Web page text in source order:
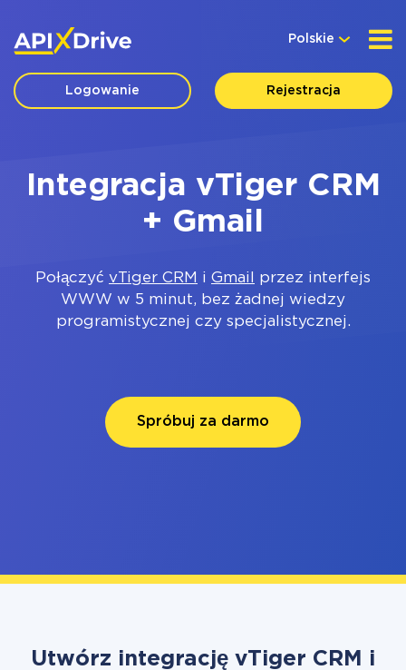
Polskie
Logowanie Rejestracja
Integracja vTiger CRM
+ Gmail
Połączyć vTiger CRM i Gmail
przez interfejs
WWW w 5 minut, bez żadnej wiedzy
programistycznej czy specjalistycznej.
Spróbuj za darmo
Utwórz integrację vTiger CRM i